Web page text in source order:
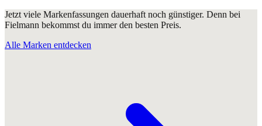
Jetzt viele Markenfassungen dauerhaft noch günstiger. Denn bei
Fielmann bekommst du immer den besten Preis.
Alle Marken entdecken